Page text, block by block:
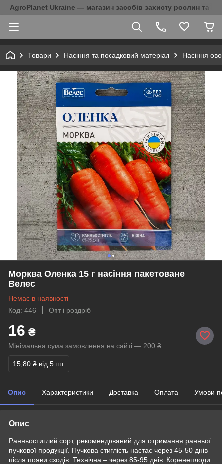
AgroPlanet Ukraine — магазин засобів захисту рослин та
Товари Насіння та посадковий матеріал Насіння
Морква Оленка 15 г насіння пакетоване
Велес
Немає в наявності
Код: 446
Опт і роздріб
16 ₴
Мінімальна сума замовлення на сайті — 200 ₴
15,80 ₴ від 5 шт.
Опис Характеристики Доставка Оплата Умови
Опис
Ранньостиглий сорт, рекомендований для отримання ранньої
пучкової продукції. Пучкова стиглість настає через 45-50 днів
після появи сходів. Технічна – через 85-95 днів. Коренеплоди